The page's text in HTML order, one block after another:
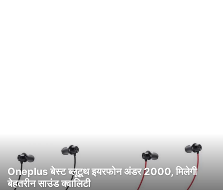
Oneplus बेस्ट ब्लूटूथ इयरफोन अंडर 2000, मिलेगी
बेहतरीन साउंड क्वालिटी